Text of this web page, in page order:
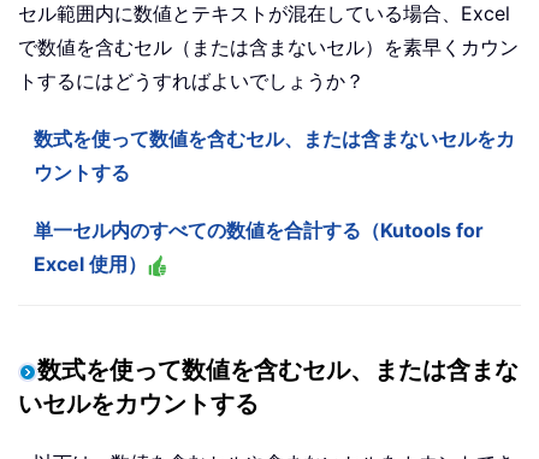
セル範囲内に数値とテキストが混在している場合、Excel
で数値を含むセル（または含まないセル）を素早くカウン
トするにはどうすればよいでしょうか？
数式を使って数値を含むセル、または含まないセルをカ
ウントする
単一セル内のすべての数値を合計する（Kutools for
Excel 使用）
数式を使って数値を含むセル、または含まな
いセルをカウントする